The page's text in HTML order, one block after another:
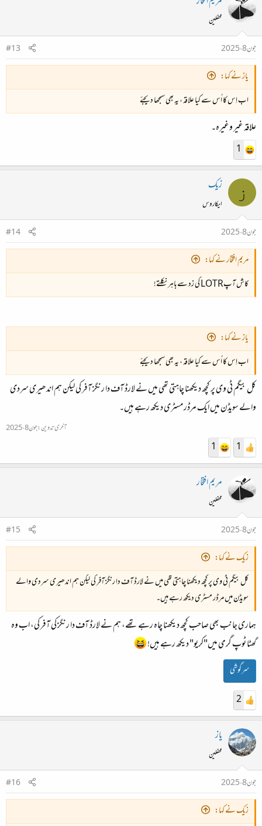
محفلین
جون 8، 2025
#13
یاز نے کہا:
اب اِس کا اُس سے کیا علاقہ ، یہ بھی سمجھا دیجئے
علاقہ غیر وغیرہ۔
1
ز زیک
ایکاروس
جون 8، 2025
#14
مریم افتخار نے کہا:
کاش آپLOTR کی زد سےباہر نکلتے!
یاز نے کہا:
اب اِس کا اُس سے کیا علاقہ ، یہ بھی سمجھا دیجئے
کل بیگم ٹی وی پر کچھ دیکھنا چاہتی تھی میں نے لارڈ آف دا رنگز آفر کی لیکن ہم اندھیری سردی
والے سویڈن میں ایک مرڈر مسٹری دیکھ رہے ہیں۔
آخری تدوین:جون 8، 2025
1
1
مریم افتخار
محفلین
جون 8، 2025
#15
زیک نے کہا:
کل بیگم ٹی وی پر کچھ دیکھنا چاہتی تھی میں نے لارڈ آف دا رنگز آفر کی لیکن ہم اندھیری سردی والے
سویڈن میں مرڈر مسٹری دیکھ رہے ہیں۔
ہماری جانب بھی صاحب کچھ دیکھنا چاہ رہے تھے، ہم نے لارڈ آف دا رنگز کی آفر کی، اب وہ
گھٹا ٹوپ گرمی میں"کریو" دیکھ رہے ہیں!
سرگوشی
2
یاز
محفلین
جون 8، 2025
#16
زیک نے کہا: